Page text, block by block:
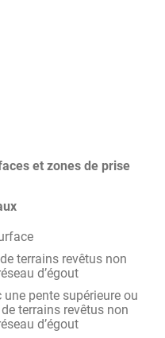
et zones de prise
terrains revêtus non
d’égout
une pente supérieure ou
terrains revêtus non
d’égout